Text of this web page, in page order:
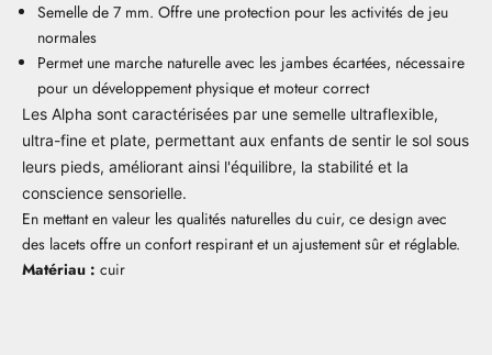
Semelle de 7 mm. Offre une protection pour les activités de jeu
normales
Permet une marche naturelle avec les jambes écartées, nécessaire
pour un développement physique et moteur correct
Les Alpha sont caractérisées par une semelle ultraflexible,
ultra-fine et plate, permettant aux enfants de sentir le sol sous
leurs pieds, améliorant ainsi l'équilibre, la stabilité et la
conscience sensorielle.
En mettant en valeur les qualités naturelles du cuir, ce design avec
des lacets offre un confort respirant et un ajustement sûr et réglable.
Matériau : cuir